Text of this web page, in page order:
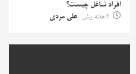
افراد شاغل چیست؟
2 هفته پیش
علی مردی